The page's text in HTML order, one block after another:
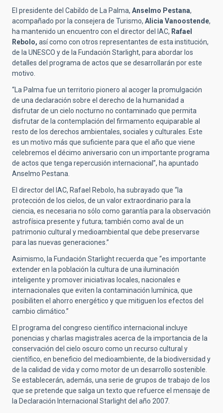
El presidente del Cabildo de La Palma, Anselmo Pestana,
acompañado por la consejera de Turismo, Alicia Vanoostende,
ha mantenido un encuentro con el director del IAC, Rafael
Rebolo, así como con otros representantes de esta institución,
de la UNESCO y de la Fundación Starlight, para abordar los
detalles del programa de actos que se desarrollarán por este
motivo.
“La Palma fue un territorio pionero al acoger la promulgación
de una declaración sobre el derecho de la humanidad a
disfrutar de un cielo nocturno no contaminado que permita
disfrutar de la contemplación del firmamento equiparable al
resto de los derechos ambientales, sociales y culturales. Este
es un motivo más que suficiente para que el año que viene
celebremos el décimo aniversario con un importante programa
de actos que tenga repercusión internacional”, ha apuntado
Anselmo Pestana.
El director del IAC, Rafael Rebolo, ha subrayado que “la
protección de los cielos, de un valor extraordinario para la
ciencia, es necesaria no sólo como garantía para la observación
astrofísica presente y futura; también como aval de un
patrimonio cultural y medioambiental que debe preservarse
para las nuevas generaciones.”
Asimismo, la Fundación Starlight recuerda que “es importante
extender en la población la cultura de una iluminación
inteligente y promover iniciativas locales, nacionales e
internacionales que eviten la contaminación lumínica, que
posibiliten el ahorro energético y que mitiguen los efectos del
cambio climático.”
El programa del congreso científico internacional incluye
ponencias y charlas magistrales acerca de la importancia de la
conservación del cielo oscuro como un recurso cultural y
científico, en beneficio del medioambiente, de la biodiversidad y
de la calidad de vida y como motor de un desarrollo sostenible.
Se establecerán, además, una serie de grupos de trabajo de los
que se pretende que salga un texto que refuerce el mensaje de
la Declaración Internacional Starlight del año 2007.